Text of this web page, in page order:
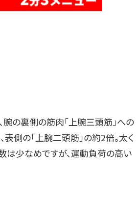
の裏側の筋肉「上腕三頭筋」への
側の「上腕二頭筋」の約2倍。太く
は少なめですが、運動負荷の高い